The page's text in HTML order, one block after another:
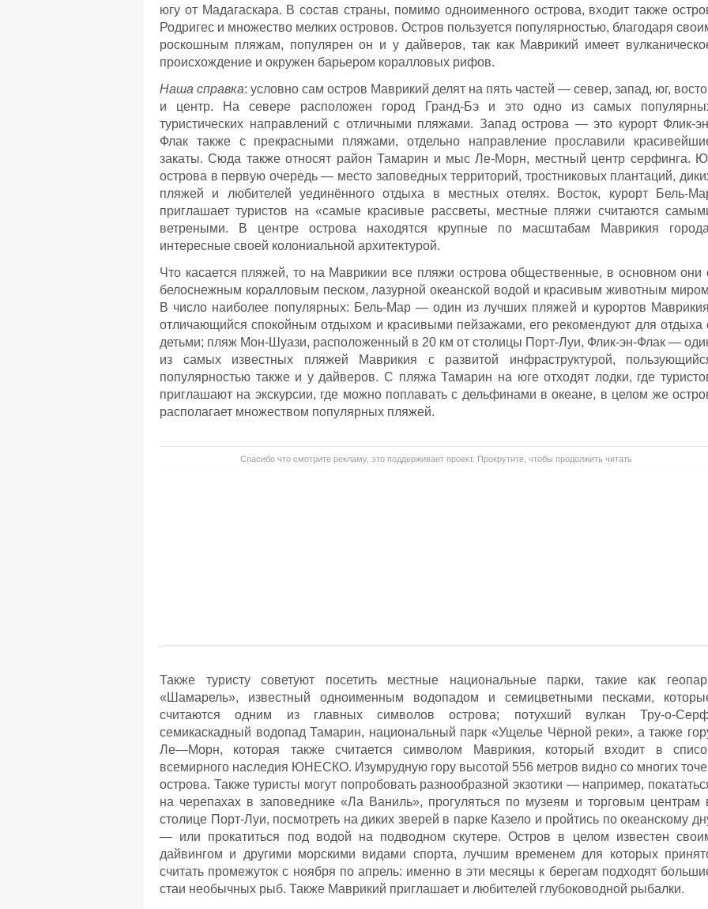
югу от Мадагаскара. В состав страны, помимо одноименного острова, входит также
Родригес и множество мелких островов. Остров пользуется популярностью, благодаря
роскошным пляжам, популярен он и у дайверов, так как Маврикий имеет
происхождение и окружен барьером коралловых рифов.
Наша справка: условно сам остров Маврикий делят на пять частей — север, запад, юг,
и центр. На севере расположен город Гранд-Бэ и это одно из самых
туристических направлений с отличными пляжами. Запад острова — это курорт Флик-
Флак также с прекрасными пляжами, отдельно направление прославили
закаты. Сюда также относят район Тамарин и мыс Ле-Морн, местный центр серфинга.
острова в первую очередь — место заповедных территорий, тростниковых плантаций,
пляжей и любителей уединённого отдыха в местных отелях. Восток, курорт Бель-
приглашает туристов на «самые красивые рассветы, местные пляжи считаются
ветреными. В центре острова находятся крупные по масштабам Маврикия
интересные своей колониальной архитектурой.
Что касается пляжей, то на Маврикии все пляжи острова общественные, в основном они
белоснежным коралловым песком, лазурной океанской водой и красивым животным
В число наиболее популярных: Бель-Мар — один из лучших пляжей и курортов
отличающийся спокойным отдыхом и красивыми пейзажами, его рекомендуют для отдыха
детьми; пляж Мон-Шуази, расположенный в 20 км от столицы Порт-Луи, Флик-эн-Флак —
из самых известных пляжей Маврикия с развитой инфраструктурой,
популярностью также и у дайверов. С пляжа Тамарин на юге отходят лодки, где
приглашают на экскурсии, где можно поплавать с дельфинами в океане, в целом же
располагает множеством популярных пляжей.
Спасибо что смотрите рекламу, это поддерживает проект. Прокрутите, чтобы продолжить читать
Также туристу советуют посетить местные национальные парки, такие как
«Шамарель», известный одноименным водопадом и семицветными песками,
считаются одним из главных символов острова; потухший вулкан Тру-о-
семикаскадный водопад Тамарин, национальный парк «Ущелье Чёрной реки», а также
Ле—Морн, которая также считается символом Маврикия, который входит в
всемирного наследия ЮНЕСКО. Изумрудную гору высотой 556 метров видно со многих
острова. Также туристы могут попробовать разнообразной экзотики — например,
на черепахах в заповеднике «Ла Ваниль», прогуляться по музеям и торговым центрам
столице Порт-Луи, посмотреть на диких зверей в парке Казело и пройтись по океанскому
— или прокатиться под водой на подводном скутере. Остров в целом известен
дайвингом и другими морскими видами спорта, лучшим временем для которых
считать промежуток с ноября по апрель: именно в эти месяцы к берегам подходят
стаи необычных рыб. Также Маврикий приглашает и любителей глубоководной рыбалки.